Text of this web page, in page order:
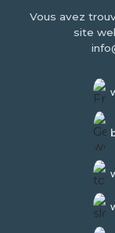
Vous avez
site